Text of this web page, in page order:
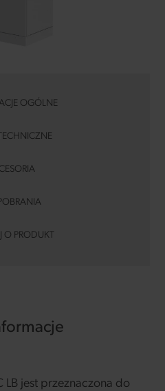
OGÓLNE
O PRODUKT
LB jest przeznaczona do